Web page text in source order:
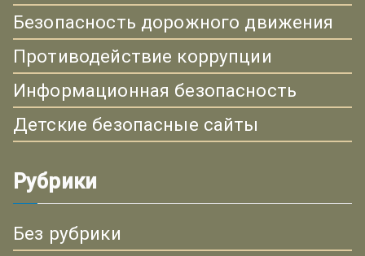
Безопасность дорожного движения
Противодействие коррупции
Информационная безопасность
Детские безопасные сайты
Рубрики
Без рубрики